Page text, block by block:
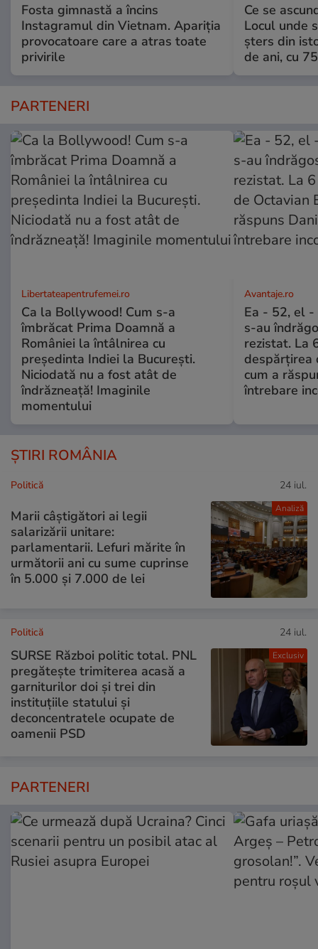
Fosta gimnastă a încins
Instagramul din Vietnam. Apariția
provocatoare care a atras toate
privirile
Ce se
Locul unde
șters din
de ani, cu
PARTENERI
Libertateapentrufemei.ro
Ca la Bollywood! Cum s-a
îmbrăcat Prima Doamnă a
României la întâlnirea cu
președinta Indiei la București.
Niciodată nu a fost atât de
îndrăzneață! Imaginile
momentului
Avantaje.ro
Ea - 52, el -
s-au
rezistat. La
despărțirea
cum a
întrebare
ȘTIRI ROMÂNIA
Analiză
Politică 24 iul.
Marii câștigători ai legii
salarizării unitare:
parlamentarii. Lefuri mărite în
următorii ani cu sume cuprinse
în 5.000 și 7.000 de lei
Exclusiv
Politică 24 iul.
SURSE Război politic total. PNL
pregătește trimiterea acasă a
garniturilor doi și trei din
instituțiile statului și
deconcentratele ocupate de
oamenii PSD
PARTENERI